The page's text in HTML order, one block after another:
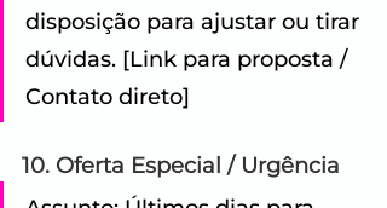
disposição para ajustar ou tirar
dúvidas. [Link para proposta /
Contato direto]
10. Oferta Especial / Urgência